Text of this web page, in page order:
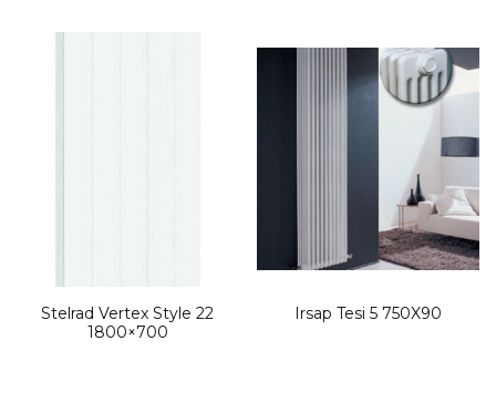
Stelrad Vertex Style 22
1800×700
Irsap Tesi 5 750X90